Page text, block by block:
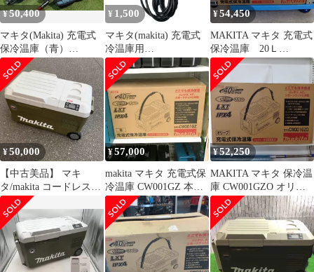
¥50,400
マキタ(Makita) 充電式
保冷温庫（青）
40Vmax 本体のみ ／ バ
ッテリ・充電器別売
CW001GZ アウトドア
などに！ 中古品
¥ 1,500
マキタ(makita) 充電式
冷温庫用
CW180DZ/CW001GZ/C
W003GZ用 シガーソケ
ット用コードのみ
WL00000002
¥54,450
MAKITA マキタ 充電式
保冷温庫 20Ｌ
CW001GZ 青
¥50,000
【中古美品】 マキ
タ/makita コードレス冷
温庫・CW001GZO 【桶
川店】
¥57,000
makita マキタ 充電式保
冷温庫 CW001GZ 本体
のみ 40Vmax バッテ
リ・充電器別売 青 20L
未使用★ DT1067
¥52,250
MAKITA マキタ 保冷温
庫 CW001GZO オリー
ブ